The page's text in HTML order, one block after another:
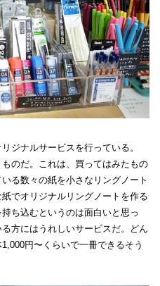
ジナルサービスを行っている。
のだ。これは、買ってはみたもの
る数々の紙を小さなリングノート
でオリジナルリングノートを作る
ち込むというのは面白いと思っ
方にはうれしいサービスだ。どん
円〜くらいで一冊できるそう